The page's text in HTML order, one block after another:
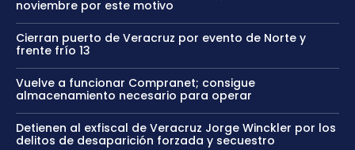
noviembre por este motivo
Cierran puerto de Veracruz por evento de Norte y
frente frío 13
Vuelve a funcionar Compranet; consigue
almacenamiento necesario para operar
Detienen al exfiscal de Veracruz Jorge Winckler por los
delitos de desaparición forzada y secuestro